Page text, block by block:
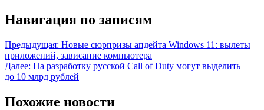
Навигация по записям
Предыдущая: Новые сюрпризы апдейта Windows 11: вылеты
приложений, зависание компьютера
Далее: На разработку русской Call of Duty могут выделить
до 10 млрд рублей
Похожие новости